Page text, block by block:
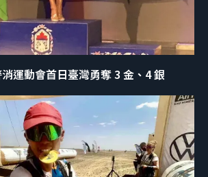
運動會首日臺灣勇奪 3 金、4 銀